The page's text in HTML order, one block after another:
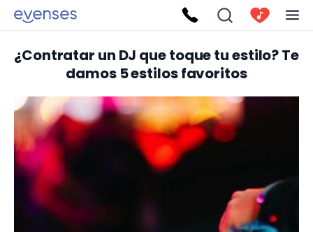
¿Contratar un DJ que toque tu estilo? Te
damos 5 estilos favoritos